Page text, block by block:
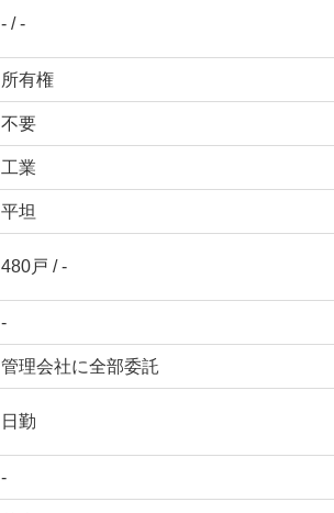
- / -
所有権
不要
工業
平坦
480戸 / -
-
管理会社に全部委託
日勤
-